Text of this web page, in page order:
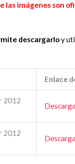
las imágenes son
descargarloy
Enlace
2012
2012